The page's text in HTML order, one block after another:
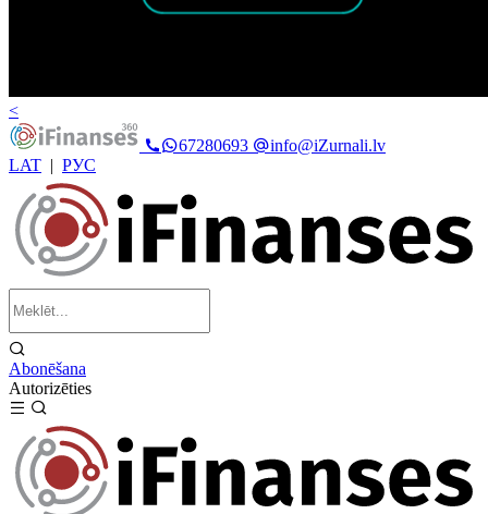
<
67280693
info@iZurnali.lv
LAT | РУС
Abonēšana
Autorizēties